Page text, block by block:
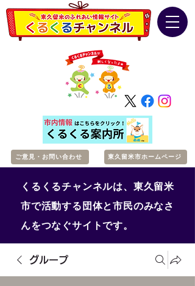
ご意見・お問い合わせ 東久留米市ホームページ
くるくるチャンネルは、東久留米
市で活動する団体と市民のみなさ
んをつなぐサイトです。
グループ